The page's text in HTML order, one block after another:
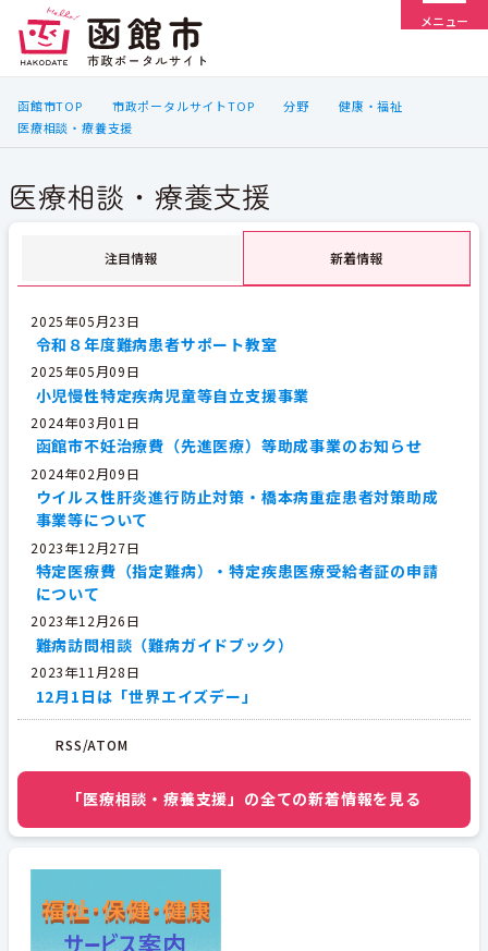
メニュー
函館市TOP 市政ポータルサイトTOP 分野
健康・福祉
医療相談・療養支援
医療相談・療養支援
注目情報 新着情報
2025年05月23日
令和８年度難病患者サポート教室
2025年05月09日
小児慢性特定疾病児童等自立支援事業
2024年03月01日
函館市不妊治療費（先進医療）等助成事業のお知らせ
2024年02月09日
ウイルス性肝炎進行防止対策・橋本病重症患者対策助成
事業等について
2023年12月27日
特定医療費（指定難病）・特定疾患医療受給者証の申請
について
2023年12月26日
難病訪問相談（難病ガイドブック）
2023年11月28日
12月1日は「世界エイズデー」
2023年11月01日
小児慢性特定疾病医療費助成制度について
2023年09月29日
函館市難病医療講演会・相談会
2023年09月13日
函館市内不妊治療・相談実施医療機関一覧
RSS/ATOM
「医療相談・療養支援」の全ての新着情報を見る